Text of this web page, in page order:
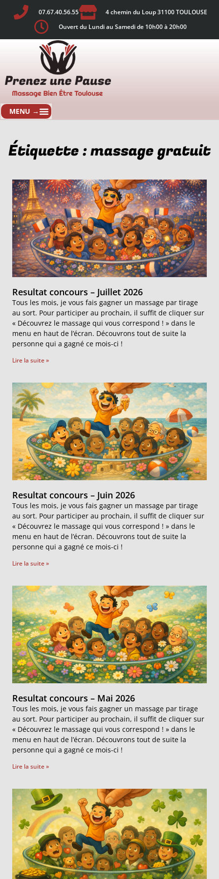
07.67.40.56.55
4 chemin du Loup 31100 TOULOUSE
Ouvert du Lundi au Samedi de 10h00 à 20h00
Étiquette : massage gratuit
Resultat concours – Juillet 2026
Tous les mois, je vous fais gagner un massage par tirage
au sort. Pour participer au prochain, il suffit de cliquer sur
« Découvrez le massage qui vous correspond ! » dans le
menu en haut de l’écran. Découvrons tout de suite la
personne qui a gagné ce mois-ci !
Lire la suite »
Resultat concours – Juin 2026
Tous les mois, je vous fais gagner un massage par tirage
au sort. Pour participer au prochain, il suffit de cliquer sur
« Découvrez le massage qui vous correspond ! » dans le
menu en haut de l’écran. Découvrons tout de suite la
personne qui a gagné ce mois-ci !
Lire la suite »
Resultat concours – Mai 2026
Tous les mois, je vous fais gagner un massage par tirage
au sort. Pour participer au prochain, il suffit de cliquer sur
« Découvrez le massage qui vous correspond ! » dans le
menu en haut de l’écran. Découvrons tout de suite la
personne qui a gagné ce mois-ci !
Lire la suite »